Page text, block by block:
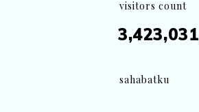
visitors count
3,423,031
sahabatku